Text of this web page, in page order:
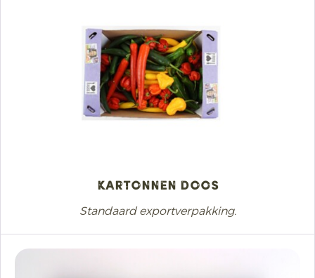
Kartonnen doos
Standaard exportverpakking.